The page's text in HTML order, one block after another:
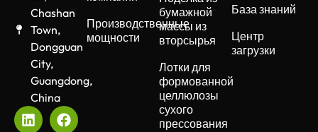
Chashan
Town,
Dongguan
City,
Guangdong,
China
Производственные
мощности
бумажной
массы из
вторсырья
Лотки для
формованной
целлюлозы
сухого
прессования
База знаний
Центр
загрузки